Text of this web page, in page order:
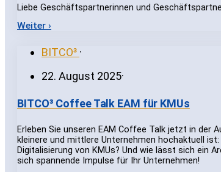
Liebe Geschäftspartnerinnen und
Weiter ›
BITCO³ ·
22. August 2025·
BITCO³ Coffee Talk EAM für KMUs
Erleben Sie unseren EAM Coffee Talk jetzt in der
kleinere und mittlere Unternehmen hochaktuell
Digitalisierung von KMUs? Und wie lässt sich ein
sich spannende Impulse für Ihr Unternehmen!